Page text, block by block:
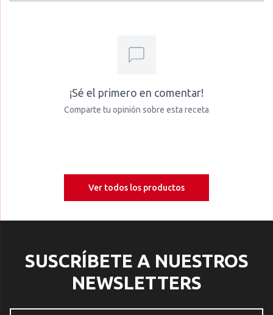
¡Sé el primero en comentar!
Comparte tu opinión sobre esta receta
Ver todos los productos
SUSCRÍBETE A NUESTROS
NEWSLETTERS